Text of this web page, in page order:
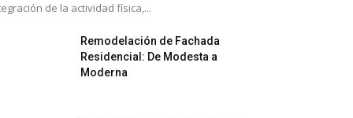
de la actividad física,...
Remodelación de Fachada
Residencial: De Modesta a
Moderna